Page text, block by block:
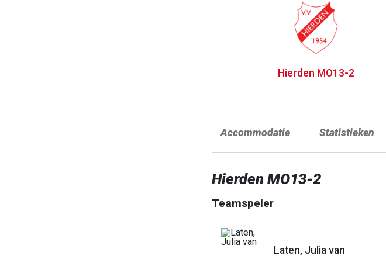
Hierden MO13-2
Accommodatie Statistieken
Hierden MO13-2
Teamspeler
Laten, Julia van